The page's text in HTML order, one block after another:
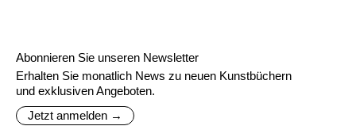
Abonnieren Sie unseren Newsletter
Erhalten Sie monatlich News zu neuen Kunstbüchern
und exklusiven Angeboten.
Jetzt anmelden →